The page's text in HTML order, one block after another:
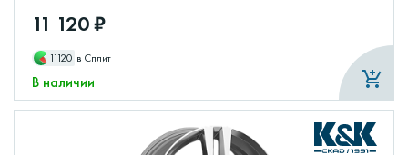
11 120 ₽
11120 в Сплит
В наличии